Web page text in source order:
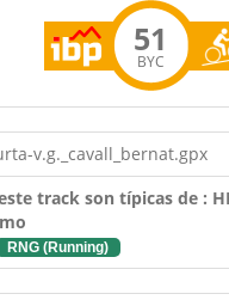
51
BYC
v.g._cavall_bernat.gpx
track son típicas de :
RNG (Running)